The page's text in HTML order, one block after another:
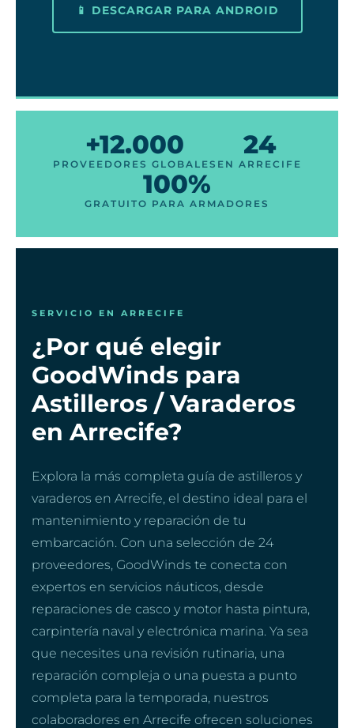
📱 DESCARGAR PARA ANDROID
+12.000
PROVEEDORES GLOBALES
24
EN ARRECIFE
100%
GRATUITO PARA ARMADORES
SERVICIO EN ARRECIFE
¿Por qué elegir
GoodWinds para
Astilleros / Varaderos
en Arrecife?
Explora la más completa guía de astilleros y
varaderos en Arrecife, el destino ideal para el
mantenimiento y reparación de tu
embarcación. Con una selección de 24
proveedores, GoodWinds te conecta con
expertos en servicios náuticos, desde
reparaciones de casco y motor hasta pintura,
carpintería naval y electrónica marina. Ya sea
que necesites una revisión rutinaria, una
reparación compleja o una puesta a punto
completa para la temporada, nuestros
colaboradores en Arrecife ofrecen soluciones